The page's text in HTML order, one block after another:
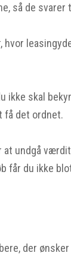
så de svarer
skal
få det ordnet.
undgå
du ikke
der